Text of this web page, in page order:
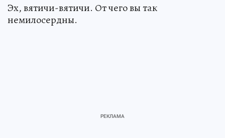
Эх, вятичи-вятичи. От чего вы так
немилосердны.